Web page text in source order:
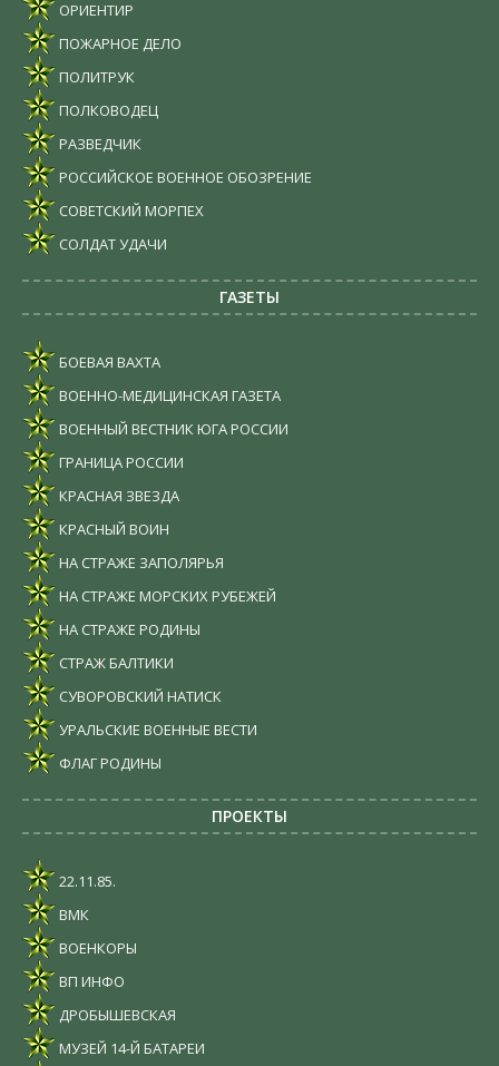
ОРИЕНТИР
ПОЖАРНОЕ ДЕЛО
ПОЛИТРУК
ПОЛКОВОДЕЦ
РАЗВЕДЧИК
РОССИЙСКОЕ ВОЕННОЕ ОБОЗРЕНИЕ
СОВЕТСКИЙ МОРПЕХ
СОЛДАТ УДАЧИ
ГАЗЕТЫ
БОЕВАЯ ВАХТА
ВОЕННО-МЕДИЦИНСКАЯ ГАЗЕТА
ВОЕННЫЙ ВЕСТНИК ЮГА РОССИИ
ГРАНИЦА РОССИИ
КРАСНАЯ ЗВЕЗДА
КРАСНЫЙ ВОИН
НА СТРАЖЕ ЗАПОЛЯРЬЯ
НА СТРАЖЕ МОРСКИХ РУБЕЖЕЙ
НА СТРАЖЕ РОДИНЫ
СТРАЖ БАЛТИКИ
СУВОРОВСКИЙ НАТИСК
УРАЛЬСКИЕ ВОЕННЫЕ ВЕСТИ
ФЛАГ РОДИНЫ
ПРОЕКТЫ
22.11.85.
ВМК
ВОЕНКОРЫ
ВП ИНФО
ДРОБЫШЕВСКАЯ
МУЗЕЙ 14-Й БАТАРЕИ